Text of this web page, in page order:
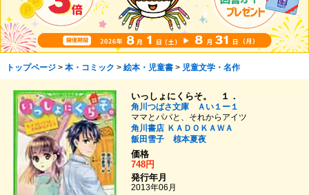
トップページ> 本・コミック > 絵本・児童書> 児童文学・名作
いっしょにくらそ。 １．
角川つばさ文庫 Ａい１ー１
ママとパパと、それからアイツ
角川書店 ＫＡＤＯＫＡＷＡ
飯田雪子
椋本夏夜
価格
748円
発行年月
2013年06月